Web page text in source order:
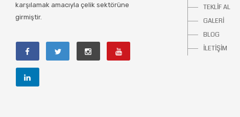
karşılamak amacıyla çelik sektörüne
girmiştir.
TEKLİF AL
GALERİ
BLOG
İLETİŞİM